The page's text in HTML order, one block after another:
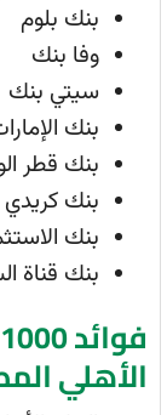
بنك بلوم
وفا بنك
سيتي بنك
بنك
بنك قطر
بنك
بنك
بنك قناة
الأهلي